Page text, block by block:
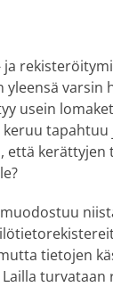
varsin
usein
tapahtuu
että kerättyjen
tietojen
Lailla